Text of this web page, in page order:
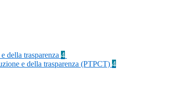
della trasparenza 4
e della trasparenza (PTPCT) 4